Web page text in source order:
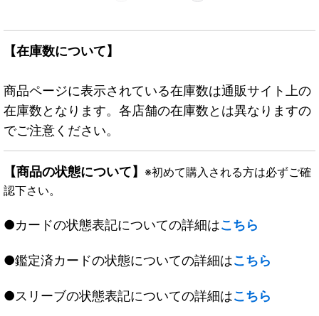
【在庫数について】
商品ページに表示されている在庫数は通販サイト上の
在庫数となります。各店舗の在庫数とは異なりますの
でご注意ください。
【商品の状態について】 ※初めて購入される方は必ずご確
認下さい。
●カードの状態表記についての詳細はこちら
●鑑定済カードの状態についての詳細はこちら
●スリーブの状態表記についての詳細はこちら